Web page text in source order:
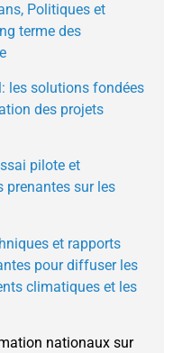
Politiques et
terme des
les solutions fondées
des projets
pilote et
sur les
et rapports
pour diffuser les
climatiques et les
nationaux sur